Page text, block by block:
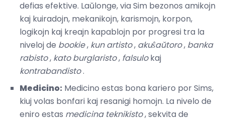
defias efektive. Laŭlonge, via Sim bezonos amikojn
kaj kuiradojn, mekanikojn, karismojn, korpon,
logikojn kaj kreajn kapablojn por progresi tra la
niveloj de bookie, kun artisto, akuŝaŭtoro, banka
rabisto, kato burglaristo, falsulokaj
kontrabandisto.
Medicino: Medicino estas bona kariero por Sims,
kiuj volas bonfari kaj resanigi homojn. La nivelo de
eniro estas medicina teknikisto, sekvita de